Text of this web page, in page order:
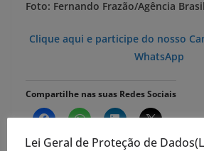
Foto: Fernando Frazão/Agência Brasil
Clique aqui e participe do nosso
WhatsApp
Compartilhe nas suas Redes Sociais
Lei Geral de Proteção de